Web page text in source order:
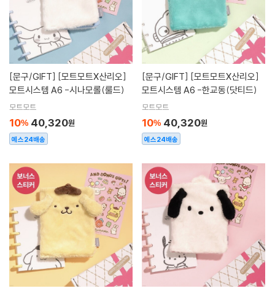
[문구/GIFT]
모트시스템 A6 -시나모롤(룰드)
모트모트
10% 40,320원
예스24배송
[문구/GIFT]
모트시스템 A6 -한교동(닷티드)
모트모트
10% 40,320원
예스24배송